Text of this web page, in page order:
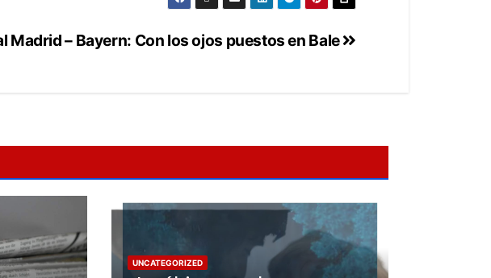
Madrid – Bayern: Con los ojos puestos en Bale
UNCATEGORIZED